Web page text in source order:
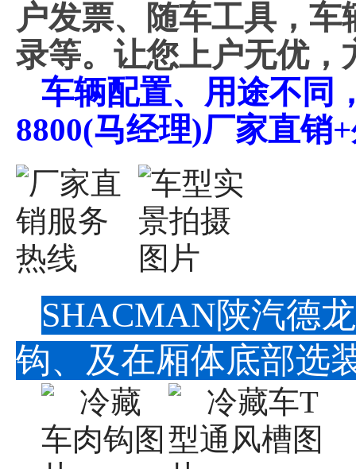
户发票、随车工具，
录等。让您上户无优，
车辆配置、用途不同
8800(马经理)厂家直销
SHACMAN陕汽德
钩、及在厢体底部选